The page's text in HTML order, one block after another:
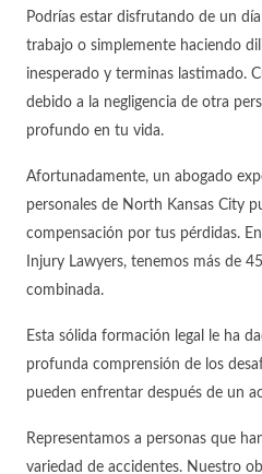
Podrías estar disfrutando de un
trabajo o simplemente haciendo
inesperado y terminas lastimado.
debido a la negligencia de otra
profundo en tu vida.
Afortunadamente, un abogado
personales de North Kansas City
compensación por tus pérdidas.
Injury Lawyers, tenemos más de
combinada.
Esta sólida formación legal le ha
profunda comprensión de los
pueden enfrentar después de un
Representamos a personas que
variedad de accidentes. Nuestro